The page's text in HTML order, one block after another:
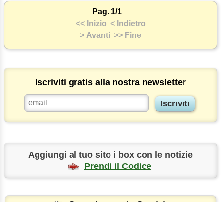
Pag. 1/1
<< Inizio < Indietro
> Avanti >> Fine
Iscriviti gratis alla nostra newsletter
Aggiungi al tuo sito i box con le notizie
Prendi il Codice